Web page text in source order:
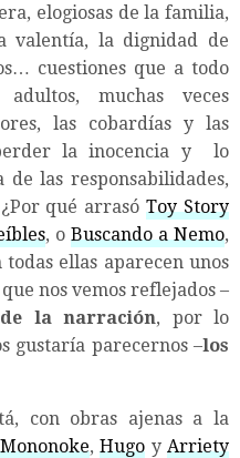
elogiosas de la familia,
valentía, la dignidad de
cuestiones que a todo
muchas veces
las cobardías y las
la inocencia y lo
las responsabilidades,
qué arrasóToy Story
, o Buscando a Nemo,
todas ellas aparecen unos
nos vemos reflejados –
la narración, por lo
gustaría parecernos –los
con obras ajenas a la
,Hugo y Arriety